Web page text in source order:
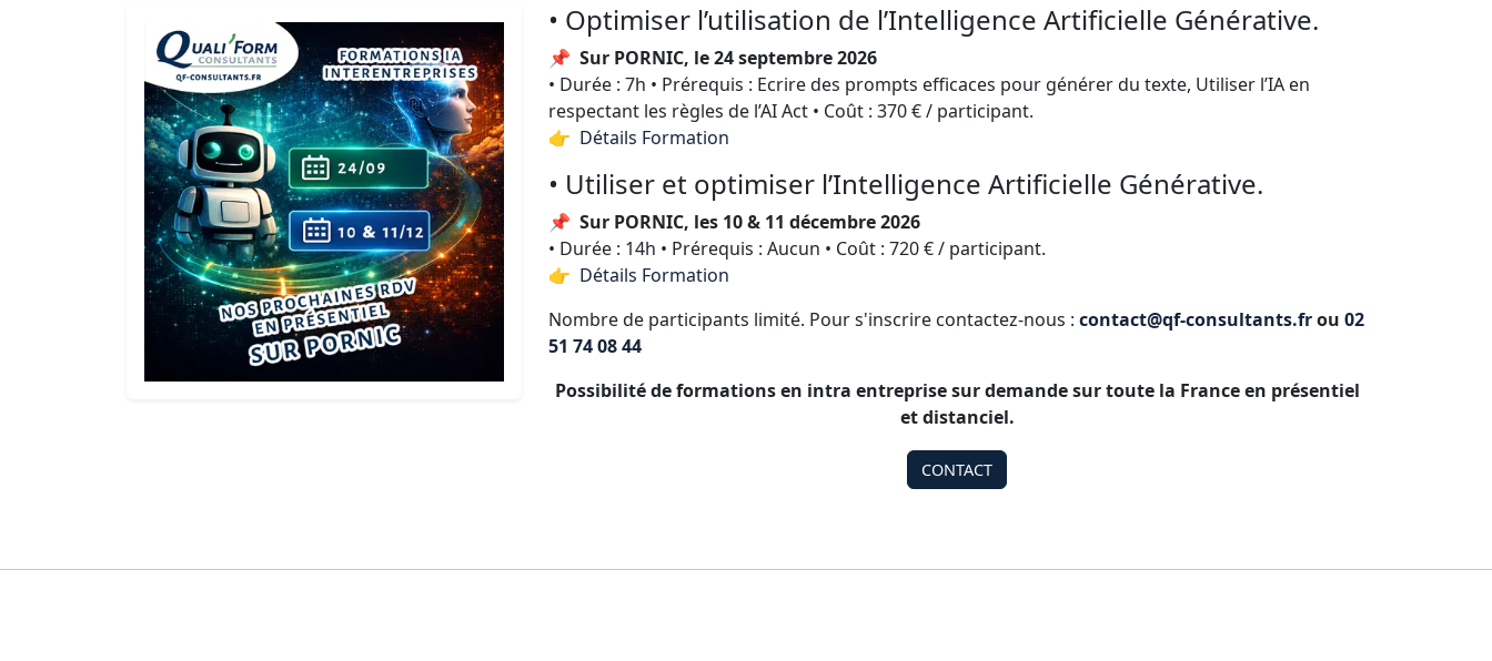
• Optimiser l’utilisation de l’Intelligence Artificielle Générative.
📌 Sur PORNIC, le 24 septembre 2026
• Durée : 7h • Prérequis : Ecrire des prompts efficaces pour générer du texte, Utiliser l’IA en
respectant les règles de l’AI Act • Coût : 370 € / participant.
👉 Détails Formation
• Utiliser et optimiser l’Intelligence Artificielle Générative.
📌 Sur PORNIC, les 10 & 11 décembre 2026
• Durée : 14h • Prérequis : Aucun • Coût : 720 € / participant.
👉 Détails Formation
Nombre de participants limité. Pour s'inscrire contactez-nous : contact@qf-consultants.frou 02
51 74 08 44
Possibilité de formations en intra entreprise sur demande sur toute la France en présentiel
et distanciel.
CONTACT